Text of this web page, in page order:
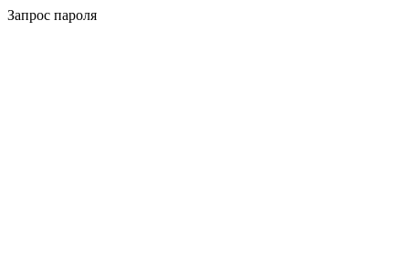
Запрос пароля